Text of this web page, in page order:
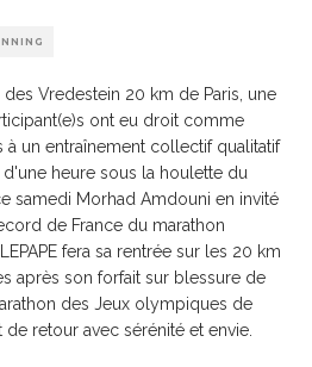
Vredestein 20 km de Paris, une
ont eu droit comme
un entraînement collectif qualitatif
heure sous la houlette du
samedi Morhad Amdouni en invité
de France du marathon
fera sa rentrée sur les 20 km
après son forfait sur blessure de
des Jeux olympiques de
retour avec sérénité et envie.